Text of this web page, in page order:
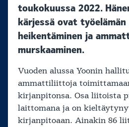
toukokuussa 2022.
kärjessä ovat
heikentäminen ja
murskaaminen.
Vuoden alussa Yoonin
ammattiliittoja
kirjanpitonsa. Osa liitoista
laittomana ja on
kirjanpitoaan. Ainakin 86